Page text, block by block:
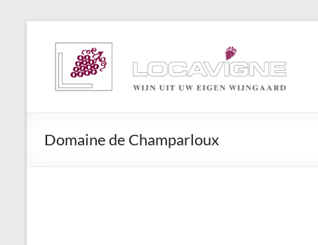
Locavigne
uit
Domaine de Champarloux